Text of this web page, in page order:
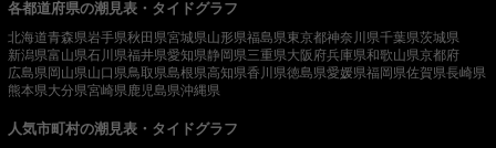
各都道府県の潮見表・タイドグラフ
北海道青森県岩手県秋田県宮城県山形県福島県東京都神奈川県千葉県茨城県
新潟県富山県石川県福井県愛知県静岡県三重県大阪府兵庫県和歌山県京都府
広島県岡山県山口県鳥取県島根県高知県香川県徳島県愛媛県福岡県佐賀県長崎県
熊本県大分県宮崎県 鹿児島県沖縄県
人気市町村の潮見表・タイドグラフ